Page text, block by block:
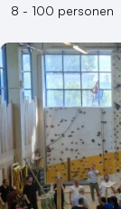
8 - 100 personen